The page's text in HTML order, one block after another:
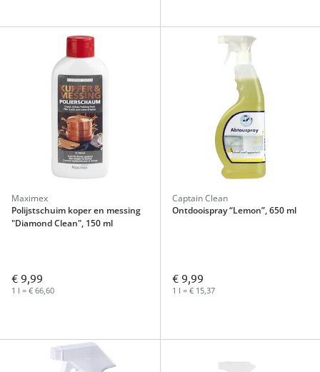
Maximex
Polijstschuim koper en messing
"Diamond Clean", 150 ml
€ 9,99
1 l = € 66,60
Captain Clean
Ontdooispray “Lemon”, 650 ml
€ 9,99
1 l = € 15,37